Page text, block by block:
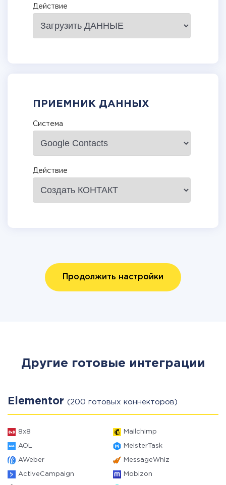
Действие
ПРИЕМНИК ДАННЫХ
Система
Действие
Продолжить настройки
Другие готовые интеграции
Elementor (200 готовых коннекторов)
8x8 Mailchimp
AOL MeisterTask
AWeber MessageWhiz
ActiveCampaign Mobizon